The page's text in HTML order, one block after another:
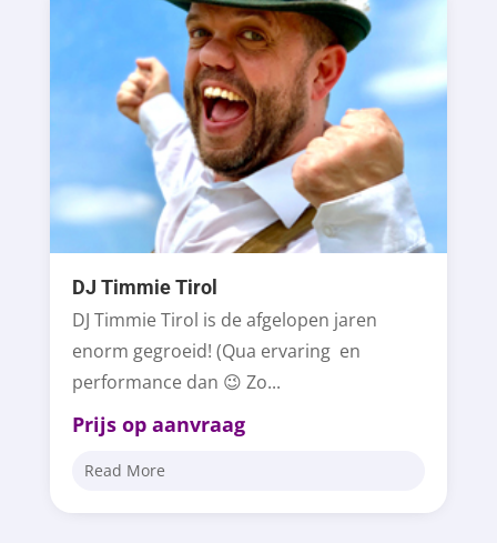
DJ Timmie Tirol
DJ Timmie Tirol is de afgelopen jaren
enorm gegroeid! (Qua ervaring en
performance dan 😉 Zo...
Prijs op aanvraag
Read More